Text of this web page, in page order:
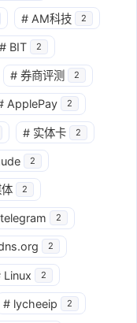
# AM科技 2
# BIT 2
# 券商评测 2
ApplePay 2
# 实体卡 2
2
2
telegram 2
2
Linux 2
# lycheeip 2